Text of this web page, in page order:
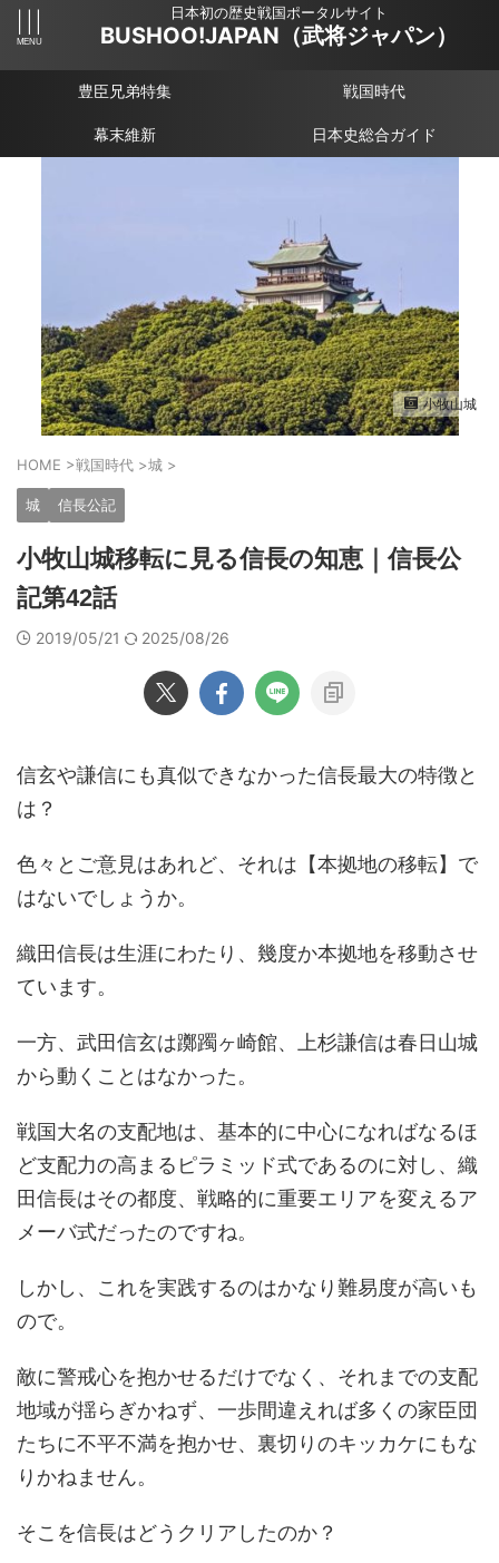
日本初の歴史戦国ポータルサイト
BUSHOO!JAPAN（武将ジャパン）
豊臣兄弟特集 戦国時代
幕末維新 日本史総合ガイド
小牧山城
HOME >戦国時代 >城 >
城 信長公記
小牧山城移転に見る信長の知恵｜信長公
記第42話
2019/05/21 2025/08/26
信玄や謙信にも真似できなかった信長最大の特徴と
は？
色々とご意見はあれど、それは【本拠地の移転】で
はないでしょうか。
織田信長は生涯にわたり、幾度か本拠地を移動させ
ています。
一方、武田信玄は躑躅ヶ崎館、上杉謙信は春日山城
から動くことはなかった。
戦国大名の支配地は、基本的に中心になればなるほ
ど支配力の高まるピラミッド式であるのに対し、織
田信長はその都度、戦略的に重要エリアを変えるア
メーバ式だったのですね。
しかし、これを実践するのはかなり難易度が高いも
ので。
敵に警戒心を抱かせるだけでなく、それまでの支配
地域が揺らぎかねず、一歩間違えれば多くの家臣団
たちに不平不満を抱かせ、裏切りのキッカケにもな
りかねません。
そこを信長はどうクリアしたのか？